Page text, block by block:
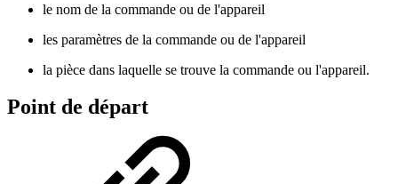
le nom de la commande ou de l'appareil
les paramètres de la commande ou de l'appareil
la pièce dans laquelle se trouve la commande ou l'appareil.
Point de départ